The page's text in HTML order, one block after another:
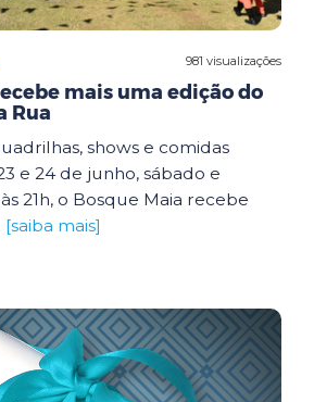
981 visualizações
mais uma edição do
Rua
shows e comidas
e 24 de junho, sábado e
21h, o Bosque Maia recebe
[saiba mais]